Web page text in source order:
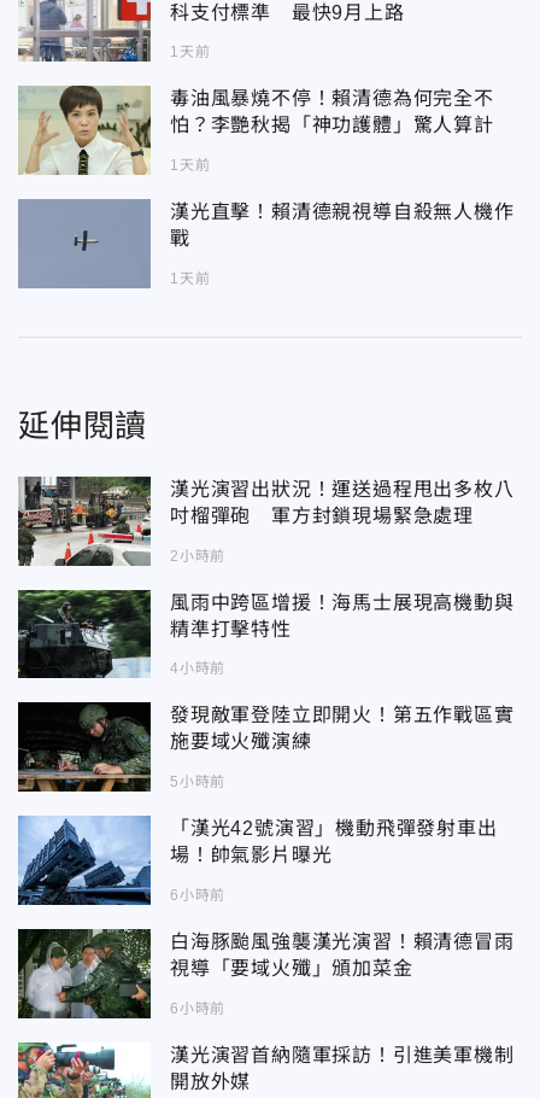
科支付標準 最快9月上路
1天前
毒油風暴燒不停！賴清德為何完全不
怕？李艷秋揭「神功護體」驚人算計
1天前
漢光直擊！賴清德親視導自殺無人機作
戰
1天前
延伸閱讀
漢光演習出狀況！運送過程甩出多枚八
吋榴彈砲 軍方封鎖現場緊急處理
2小時前
風雨中跨區增援！海馬士展現高機動與
精準打擊特性
4小時前
發現敵軍登陸立即開火！第五作戰區實
施要域火殲演練
5小時前
「漢光42號演習」機動飛彈發射車出
場！帥氣影片曝光
6小時前
白海豚颱風強襲漢光演習！賴清德冒雨
視導「要域火殲」頒加菜金
6小時前
漢光演習首納隨軍採訪！引進美軍機制
開放外媒